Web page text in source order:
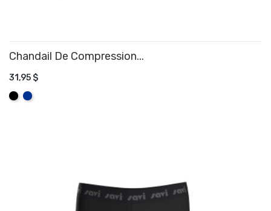
Chandail De Compression...
31,95 $
NoirBleu
AJOUTER AU PANIER